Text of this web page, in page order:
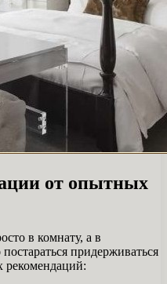
от опытных
в комнату, а в
придерживаться
рекомендаций: